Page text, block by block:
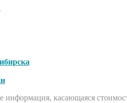
информация, касающаяся